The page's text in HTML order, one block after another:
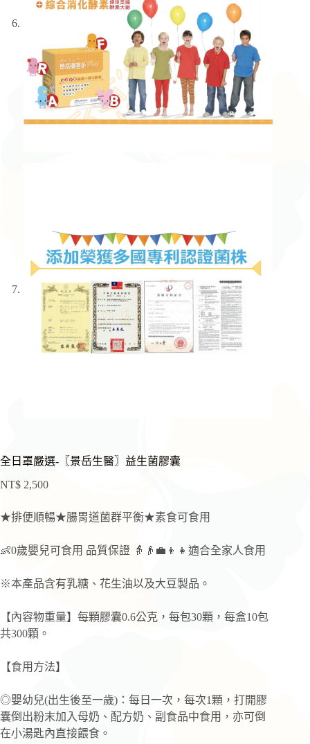
全日罩嚴選-〖景岳生醫〗益生菌膠囊
NT$ 2,500
★排便順暢★腸胃道菌群平衡★素食可食用
👶0歲嬰兒可食用 品質保證 👵👴💼👦👧適合全家人食用
※本產品含有乳糖、花生油以及大豆製品。
【內容物重量】每顆膠囊0.6公克，每包30顆，每盒10包
共300顆。
【食用方法】
◎嬰幼兒(出生後至一歲)：每日一次，每次1顆，打開膠
囊倒出粉末加入母奶、配方奶、副食品中食用，亦可倒
在小湯匙內直接餵食。